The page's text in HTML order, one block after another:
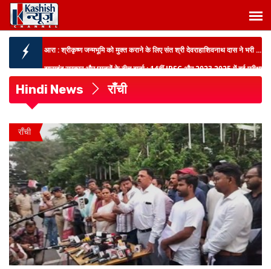
झारखंड सरकार और छात्रों के बीच वार्ता : 14वीं JPSC और 2023,2025 में हुई परीक्षा
रद्द करने पर बनी सहमति...
लिए एकजुट रहने क...
चतुर्थ राष्ट्रीय अंगदान दिवस :अंगदान के प्रति जनजागरण के लिए चलाया जायेगा
बिहार के सरकारी स्कूलों में बड़ा बदलाव :73 हजार विद्यालयों के लिए ‘मेरा विद्यालय,मेरा
स्वाभिमान’पोर्टल,146 मॉडल स्क...
कल्लू के भक्ति गीतों पर झूमे कांवरिया :कशिश न्यूज़ की खास पेशकश ‘चल कांवरिया
शिव के धाम’ में गूंजा हर-हर महादेव...
आरा :श्रीकृष्ण जन्मभूमि को मुक्त कराने के लिए संत श्री देवराहाशिवनाथ दास ने भरी ...
Hindi News राँची
राँची